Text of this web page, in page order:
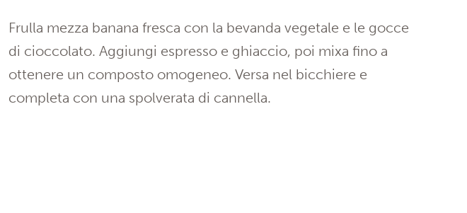
Frulla mezza banana fresca con la bevanda vegetale e le gocce
di cioccolato. Aggiungi espresso e ghiaccio, poi mixa fino a
ottenere un composto omogeneo. Versa nel bicchiere e
completa con una spolverata di cannella.